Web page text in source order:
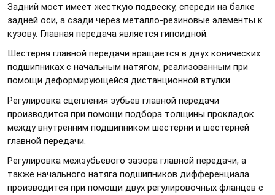
Задний мост имеет жесткую подвеску, спереди на балке
задней оси, а сзади через металло-резиновые элементы к
кузову. Главная передача является гипоидной.
Шестерня главной передачи вращается в двух конических
подшипниках с начальным натягом, реализованным при
помощи деформирующейся дистанционной втулки.
Регулировка сцепления зубьев главной передачи
производится при помощи подбора толщины прокладок
между внутренним подшипником шестерни и шестерней
главной передачи.
Регулировка межзубьевого зазора главной передачи, а
также начального натяга подшипников дифференциала
производится при помощи двух регулировочных фланцев с